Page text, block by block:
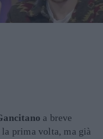
a breve
la prima volta, ma già